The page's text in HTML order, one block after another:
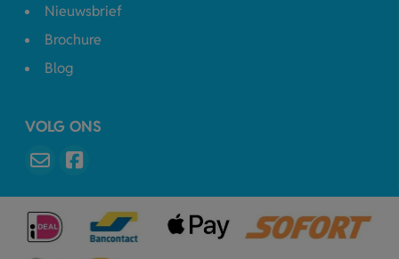
Nieuwsbrief
Brochure
Blog
VOLG ONS